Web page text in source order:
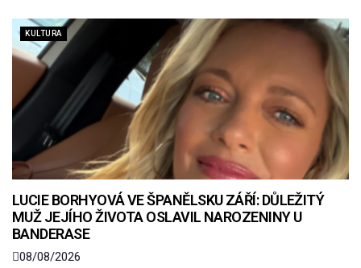
KULTURA
LUCIE BORHYOVÁ VE ŠPANĚLSKU ZÁŘÍ: DŮLEŽITÝ
MUŽ JEJÍHO ŽIVOTA OSLAVIL NAROZENINY U
BANDERASE
08/08/2026